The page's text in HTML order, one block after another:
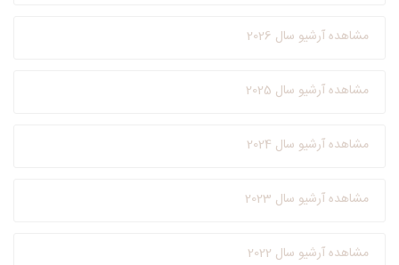
مشاهده آرشیو سال 2026
مشاهده آرشیو سال 2025
مشاهده آرشیو سال 2024
مشاهده آرشیو سال 2023
مشاهده آرشیو سال 2022